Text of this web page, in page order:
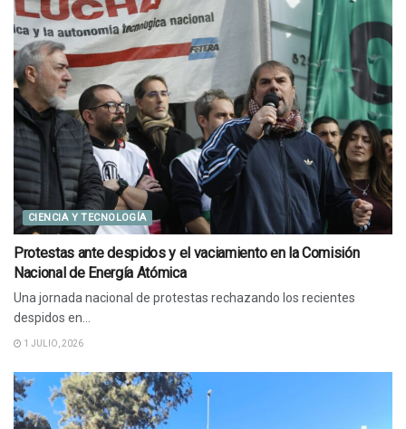
CIENCIA Y TECNOLOGÍA
Protestas ante despidos y el vaciamiento en la Comisión
Nacional de Energía Atómica
Una jornada nacional de protestas rechazando los recientes
despidos en...
1 JULIO, 2026